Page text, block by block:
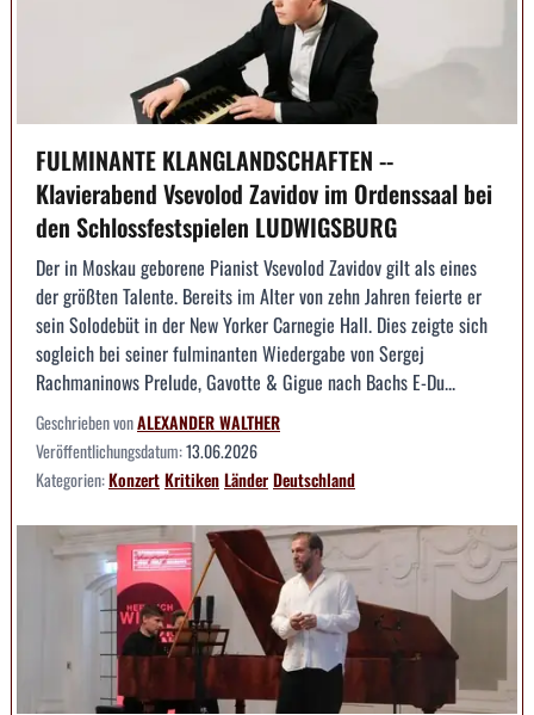
FULMINANTE KLANGLANDSCHAFTEN --
Klavierabend Vsevolod Zavidov im Ordenssaal bei
den Schlossfestspielen LUDWIGSBURG
Der in Moskau geborene Pianist Vsevolod Zavidov gilt als eines
der größten Talente. Bereits im Alter von zehn Jahren feierte er
sein Solodebüt in der New Yorker Carnegie Hall. Dies zeigte sich
sogleich bei seiner fulminanten Wiedergabe von Sergej
Rachmaninows Prelude, Gavotte & Gigue nach Bachs E-Du...
Geschrieben vonALEXANDER WALTHER
Veröffentlichungsdatum:13.06.2026
Kategorien:KonzertKritikenLänderDeutschland